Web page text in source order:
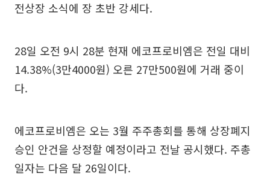
전상장 소식에 장 초반 강세다.
28일 오전 9시 28분 현재 에코프로비엠은 전일 대비
14.38%(3만4000원) 오른 27만500원에 거래 중이
다.
에코프로비엠은 오는 3월 주주총회를 통해 상장폐지
승인 안건을 상정할 예정이라고 전날 공시했다. 주총
일자는 다음 달 26일이다.